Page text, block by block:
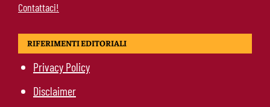
Contattaci!
RIFERIMENTI EDITORIALI
Privacy Policy
Disclaimer